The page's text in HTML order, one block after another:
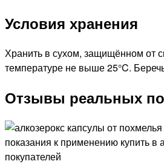
Условия хранения
Хранить в сухом, защищённом от
температуре не выше 25°C.
Отзывы реальных